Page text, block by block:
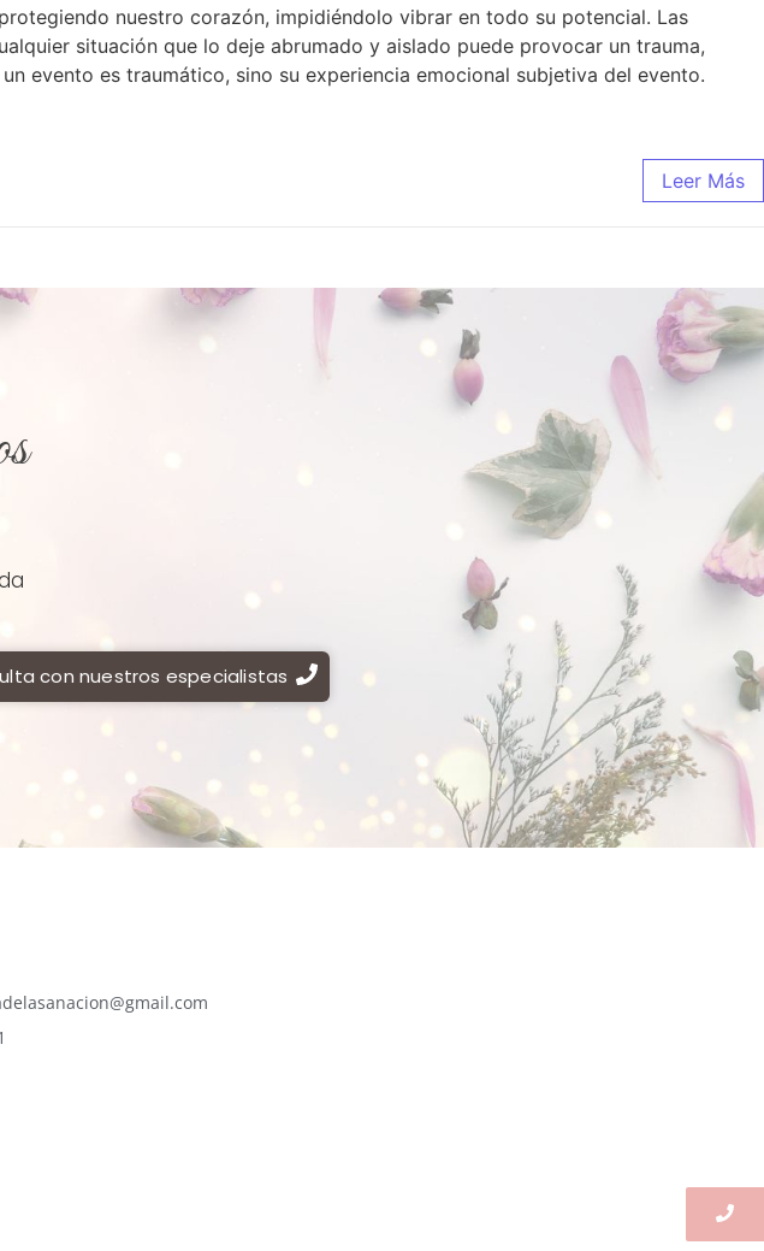
nuestro corazón, impidiéndolo vibrar en todo su potencial. Las
situación que lo deje abrumado y aislado puede provocar un trauma,
evento es traumático, sino su experiencia emocional subjetiva del evento.
Leer Más
con nuestros especialistas